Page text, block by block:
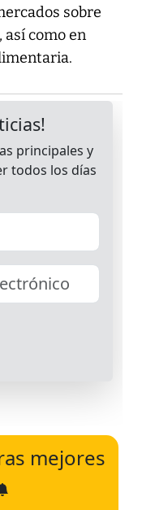
sobre
como en
mejores